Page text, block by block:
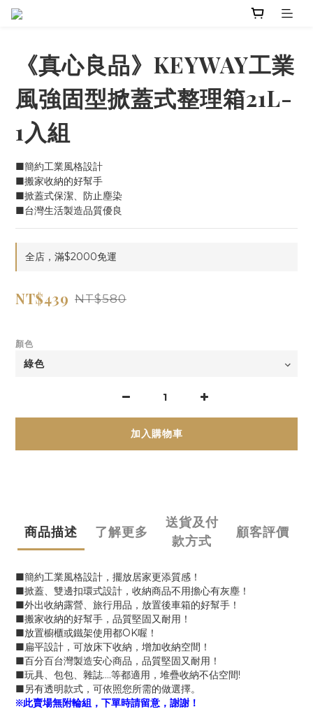
《真心良品》KEYWAY工業
風強固型掀蓋式整理箱21L-
1入組
■簡約工業風格設計
■搬家收納的好幫手
■掀蓋式保潔、防止塵染
■台灣生活製造品質優良
全店，滿$2000免運
NT$439 NT$580
顏色
加入購物車
商品描述 了解更多
送貨及付
款方式
顧客評價
■簡約工業風格設計，擺放居家更添質感！
■掀蓋、雙邊扣環式設計，收納商品不用擔心有灰塵！
■外出收納露營、旅行用品，放置後車箱的好幫手！
■搬家收納的好幫手，品質堅固又耐用！
■放置櫥櫃或鐵架使用都OK喔！
■扁平設計，可放床下收納，增加收納空間！
■百分百台灣製造安心商品，品質堅固又耐用！
■玩具、包包、雜誌….等都適用，堆疊收納不佔空間!
■另有透明款式，可依照您所需的做選擇。
※此賣場無附輪組，下單時請留意，謝謝！